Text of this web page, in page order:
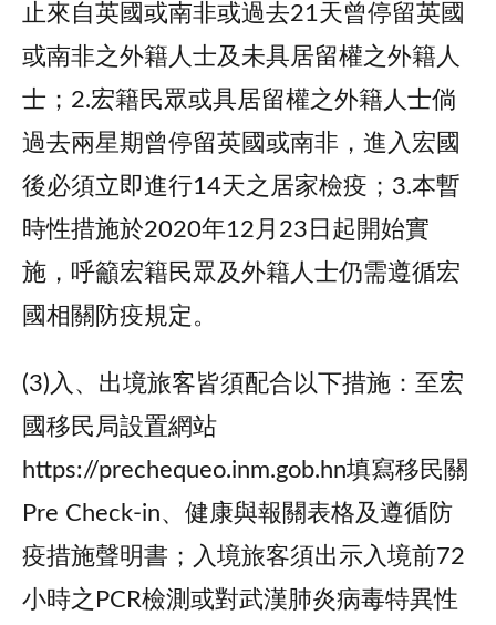
止來自英國或南非或過去21天曾停留英國
或南非之外籍人士及未具居留權之外籍人
士；2.宏籍民眾或具居留權之外籍人士倘
過去兩星期曾停留英國或南非，進入宏國
後必須立即進行14天之居家檢疫；3.本暫
時性措施於2020年12月23日起開始實
施，呼籲宏籍民眾及外籍人士仍需遵循宏
國相關防疫規定。
(3)入、出境旅客皆須配合以下措施：至宏
國移民局設置網站
https://prechequeo.inm.gob.hn填寫移民關
Pre Check-in、健康與報關表格及遵循防
疫措施聲明書；入境旅客須出示入境前72
小時之PCR檢測或對武漢肺炎病毒特異性